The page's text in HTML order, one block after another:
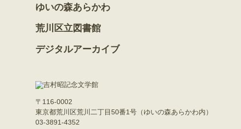
ゆいの森あらかわ
荒川区立図書館
デジタルアーカイブ
〒116-0002
東京都荒川区荒川二丁目50番1号（ゆいの森あらかわ内）
03-3891-4352